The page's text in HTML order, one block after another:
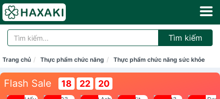
Tìm kiếm
Trang chủ Thực phẩm chức năng Thực phẩm chức năng sức khỏe
Flash Sale 18 22 20